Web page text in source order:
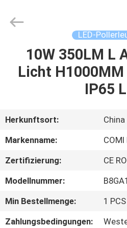
HAUS
ÜBER
UNS
FABRIK-
AUSFLUG
LIMITED.
LED-
10W 350LM L
Licht
IP65
Herkunftsort:
China
Markenname:
COMI
Zertifizierung:
CE
Modellnummer:
Min Bestellmenge:
1 PCS
Zahlungsbedingungen: